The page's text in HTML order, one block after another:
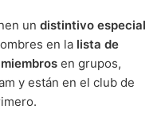
un distintivo especial
en la lista de
en grupos,
y están en el club de